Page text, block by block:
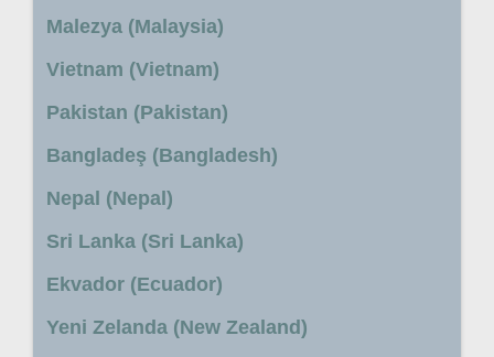
Malezya (Malaysia)
Vietnam (Vietnam)
Pakistan (Pakistan)
Bangladeş (Bangladesh)
Nepal (Nepal)
Sri Lanka (Sri Lanka)
Ekvador (Ecuador)
Yeni Zelanda (New Zealand)